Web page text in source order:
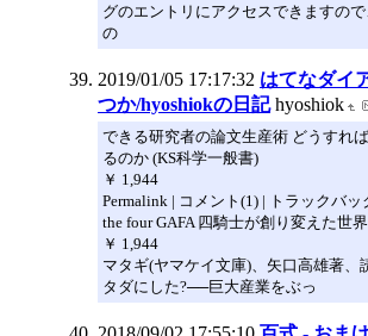
グのエントリにアクセスできますの
の
2019/01/05 17:17:32 はてなダイ
つか/hyoshiokの日記 hyoshiok
できる研究者の論文生産術 どうすれ
るのか (KS科学一般書)
￥ 1,944
Permalink | コメント(1) | トラックバッ
the four GAFA 四騎士が創り変えた世界
￥ 1,944
マタギ(ヤマケイ文庫)、矢口高雄著、
タダにした?──巨大産業をぶっ